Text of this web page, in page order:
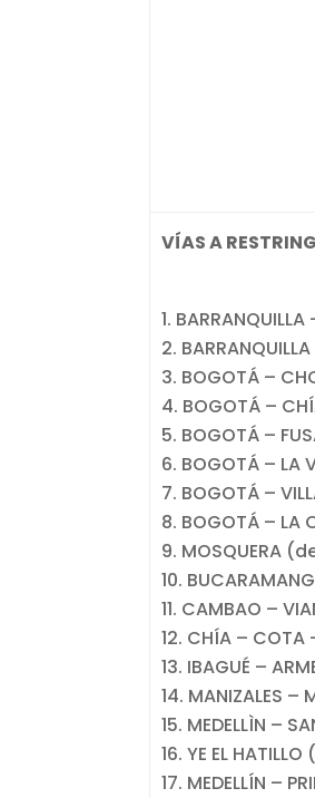
VÍAS A
BOGOTÁ –
BOGOTÁ –
BOGOTÁ –
BOGOTÁ – LA
BOGOTÁ –
BOGOTÁ – LA
MOSQUERA
CAMBAO –
CHÍA – COTA
IBAGUÉ –
MANIZALES –
MEDELLÌN –
YE EL
MEDELLÍN –